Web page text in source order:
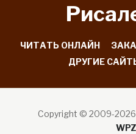
ЧИТАТЬ ОНЛАЙН
ДРУГИЕ
Copyright © 2009-2026